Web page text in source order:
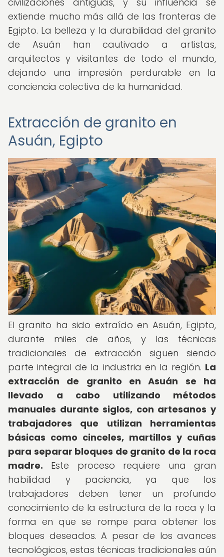
extiende mucho más allá de las fronteras de
Egipto. La belleza y la durabilidad del granito
de Asuán han cautivado a artistas,
arquitectos y visitantes de todo el mundo,
dejando una impresión perdurable en la
conciencia colectiva de la humanidad.
Extracción de granito en
Asuán, Egipto
El granito ha sido extraído en Asuán, Egipto,
durante miles de años, y las técnicas
tradicionales de extracción siguen siendo
parte integral de la industria en la región. La
extracción de granito en Asuán se ha
llevado a cabo utilizando métodos
manuales durante siglos, con artesanos y
trabajadores que utilizan herramientas
básicas como cinceles, martillos y cuñas
para separar bloques de granito de la roca
madre. Este proceso requiere una gran
habilidad y paciencia, ya que los
trabajadores deben tener un profundo
conocimiento de la estructura de la roca y la
forma en que se rompe para obtener los
bloques deseados. A pesar de los avances
tecnológicos, estas técnicas tradicionales aún